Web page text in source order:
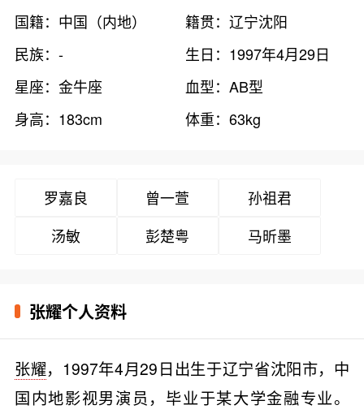
国籍：中国（内地）
籍贯：辽宁沈阳
民族：-
生日：1997年4月29日
星座：金牛座
血型：AB型
身高：183cm
体重：63kg
罗嘉良 曾一萱
孙祖君
汤敏
彭楚粤 马昕墨
张耀个人资料
张耀，1997年4月29日出生于辽宁省沈阳市，中
国内地影视男演员，毕业于某大学金融专业。